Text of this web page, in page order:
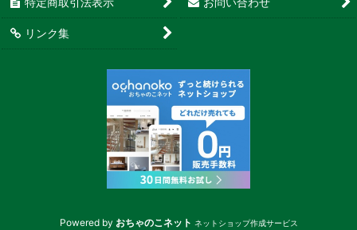
リンク集
Powered by おちゃのこネット ネットショップ作成サービス